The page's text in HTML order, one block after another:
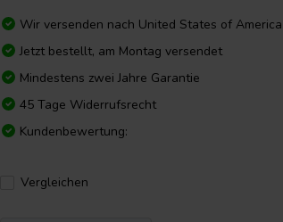
Wir versenden nach United States of America
Jetzt bestellt, am Montag versendet
Mindestens zwei Jahre Garantie
45 Tage Widerrufsrecht
Kundenbewertung:
Vergleichen